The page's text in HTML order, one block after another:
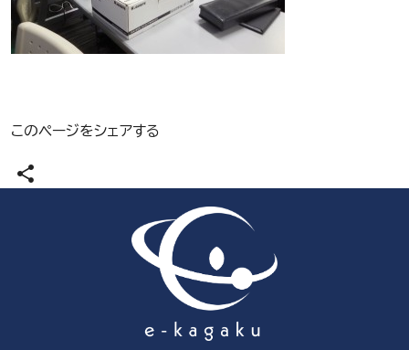
このページをシェアする
share